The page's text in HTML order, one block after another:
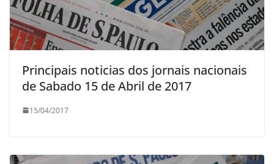
Principais noticias dos jornais nacionais
de Sabado 15 de Abril de 2017
15/04/2017